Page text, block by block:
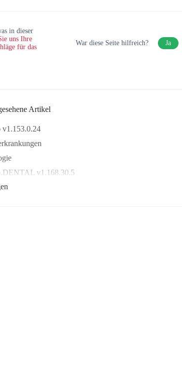
in dieser
uns Ihre
für das
War diese Seite hilfreich? Ja
Artikel
v1.153.0.24
v1.168.30.5